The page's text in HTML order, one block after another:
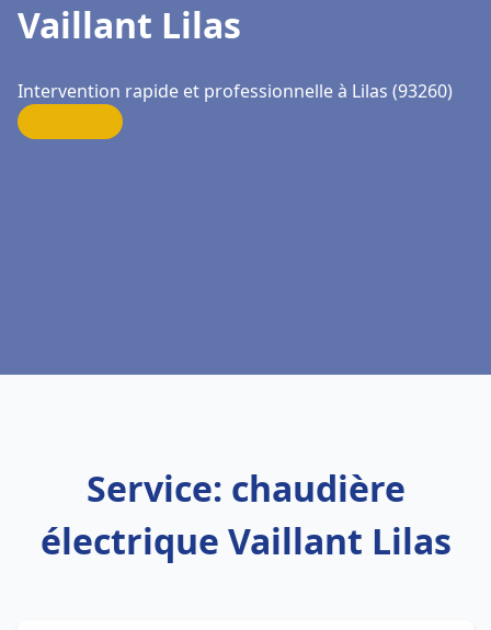
Vaillant Lilas
Intervention rapide et professionnelle à Lilas (93260)
Service: chaudière
électrique Vaillant Lilas